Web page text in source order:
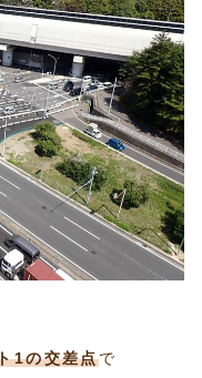
1の交差点で